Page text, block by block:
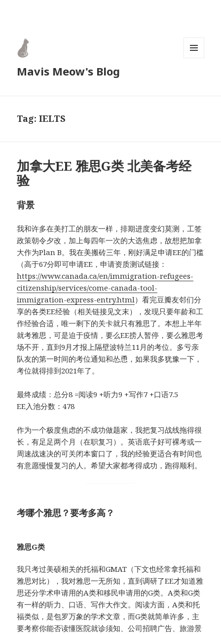
Mavis Meow's Blog
Tag:IELTS
加拿大EE 雅思G类 北美备考经
验
背景
我和许多在美打工的朋友一样，排期进度变幻莫测，工签
政策朝令夕改，加上每四年一次的大选焦虑，故想把加拿
大作为Plan B。我在美搬砖三年，刚好满足申请EE的门槛
（高于67分即可申请EE，申请资质测试链接：
https://www.canada.ca/en/immigration-refugees-
citizenship/services/come-canada-tool-
immigration-express-entry.html）看完豆瓣友邻们分
享的各类EE经验（相关链接见文末），发现只要年龄和工
作经验合适，唯一剩下的关卡就只有雅思了。本想上半年
就考雅思，可是迫于疫情，要么EE捞人暂停，要么雅思考
场不开，直到9月才报上隔壁波特兰11月的考位。多亏亲
队友的第一时间的考位通知和怂恿，如果我多犹豫一下，
考位就得排到2021年了。
最终成绩：总分8 =阅读9 +听力9 +写作7 +口语7.5
EE入池分数：478
作为一个极度焦虑的不成功做题家，我把复习战线拖得很
长，有足足两个月（在职复习）。英语底子好可裸考或一
周速战速决的可关闭本窗口了，我的经验更适合有时间也
有意愿慢慢复习的人。希望大家都考得成功，跑得顺利。
考哪个雅思？要考多高？
雅思G类
我只考过美硕相关的托福和GMAT（下文也经常拿托福和
雅思对比），我对雅思一无所知，直到调研了EE才知道雅
思还分学术申请用的A类和移民申请用的G类。A类和G类
有一样的听力、口语、写作大作文。阅读方面，A类和托
福类似，是包罗万象的学术文章，而G类就简单许多，主
要考察你能否读懂医院就诊须知、公司招聘广告、旅游景